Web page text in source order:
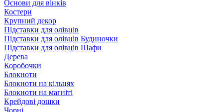
Основи для вінків
Костери
Крупний декор
Підставки для олівців
Підставки для олівців Будиночки
Підставки для олівців Шафи
Дерева
Коробочки
Блокноти
Блокноти на кільцях
Блокноти на магніті
Крейдові дошки